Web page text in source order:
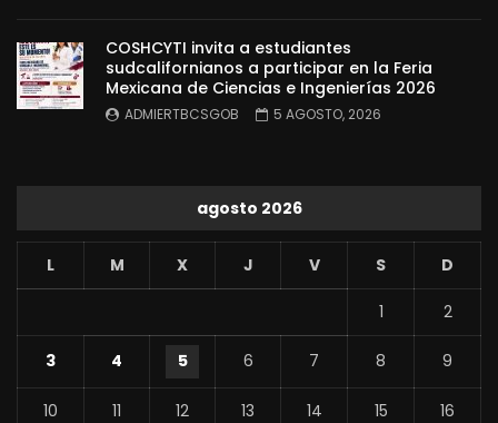
COSHCYTI invita a estudiantes
sudcalifornianos a participar en la Feria
Mexicana de Ciencias e Ingenierías 2026
ADMIERTBCSGOB 5 AGOSTO, 2026
agosto 2026
L M X J V S D
1 2
3 4 5 6 7 8 9
10 11 12 13 14 15 16